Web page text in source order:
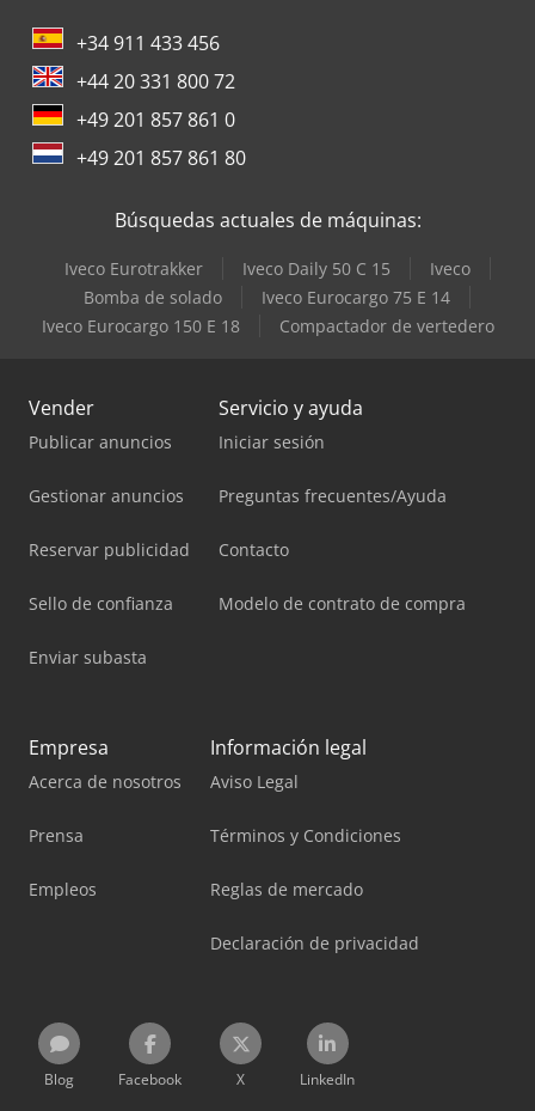
+34 911 433 456
+44 20 331 800 72
+49 201 857 861 0
+49 201 857 861 80
Búsquedas actuales de máquinas:
Iveco Eurotrakker Iveco Daily 50 C 15
Iveco
Bomba de solado
Iveco Eurocargo 75 E 14
Iveco Eurocargo 150 E 18
Compactador de vertedero
Vender
Publicar anuncios
Gestionar anuncios
Reservar publicidad
Sello de confianza
Enviar subasta
Servicio y ayuda
Iniciar sesión
Preguntas frecuentes/Ayuda
Contacto
Modelo de contrato de compra
Empresa
Acerca de nosotros
Prensa
Empleos
Información legal
Aviso Legal
Términos y Condiciones
Reglas de mercado
Declaración de privacidad
Blog Facebook X LinkedIn